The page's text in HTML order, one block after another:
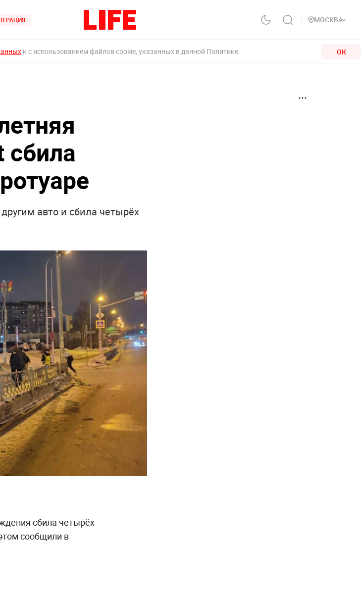
МОСКВА
и с использованием файлов cookie, указанных в данной Политике. ОК
сбила
авто и сбила четырёх
сбила четырёх
сообщили в